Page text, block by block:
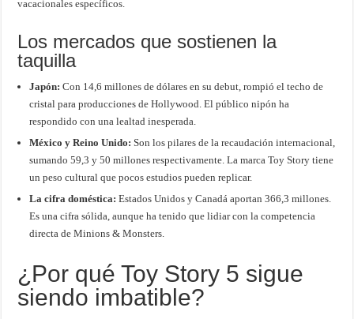
vacacionales específicos.
Los mercados que sostienen la
taquilla
Japón: Con 14,6 millones de dólares en su debut, rompió el techo de
cristal para producciones de Hollywood. El público nipón ha
respondido con una lealtad inesperada.
México y Reino Unido: Son los pilares de la recaudación internacional,
sumando 59,3 y 50 millones respectivamente. La marca Toy Story tiene
un peso cultural que pocos estudios pueden replicar.
La cifra doméstica: Estados Unidos y Canadá aportan 366,3 millones.
Es una cifra sólida, aunque ha tenido que lidiar con la competencia
directa de Minions & Monsters.
¿Por qué Toy Story 5 sigue
siendo imbatible?